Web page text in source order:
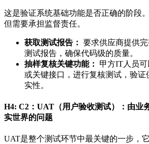
这是验证系统基础功能是否正确的阶段
但需要承担监督责任。
获取测试报告： 要求供应商提供
测试报告，确保代码级的质量。
抽样复核关键功能：
甲方IT人员
或关键接口，进行复核测试，验证
实性。
H4: C2：UAT（用户验收测试）：由业
实世界的问题
UAT是整个测试环节中最关键的一步，